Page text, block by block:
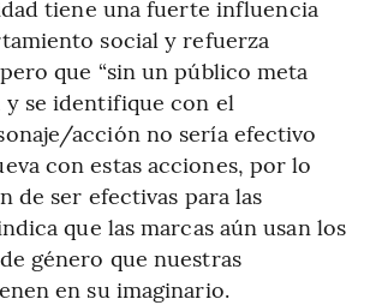
tiene una fuerte influencia
social y refuerza
que “sin un público meta
y se identifique con el
acción no sería efectivo
con estas acciones, por lo
de ser efectivas para las
que las marcas aún usan los
género que nuestras
en su imaginario.